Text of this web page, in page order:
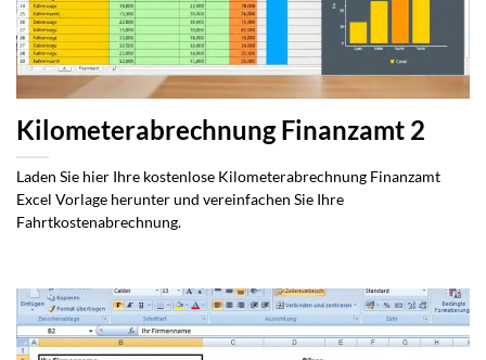
Kilometerabrechnung Finanzamt 2
Laden Sie hier Ihre kostenlose Kilometerabrechnung Finanzamt
Excel Vorlage herunter und vereinfachen Sie Ihre
Fahrtkostenabrechnung.